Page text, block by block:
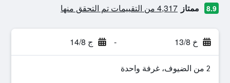
8.9 ممتاز 4,317 من التقييمات تم التحقق منها
خ 13/8 - ج 14/8
2 من الضيوف، غرفة واحدة